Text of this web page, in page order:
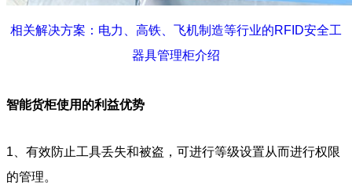
相关解决方案：电力、高铁、飞机制造等行业的RFID安全工
器具管理柜介绍
智能货柜使用的利益优势
1、有效防止工具丢失和被盗，可进行等级设置从而进行权限
的管理。